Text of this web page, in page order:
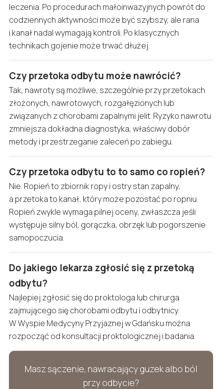
leczenia. Po procedurach małoinwazyjnych powrót do
codziennych aktywności może być szybszy, ale rana
i kanał nadal wymagają kontroli. Po klasycznych
technikach gojenie może trwać dłużej.
Czy przetoka odbytu może nawrócić?
Tak, nawroty są możliwe, szczególnie przy przetokach
złożonych, nawrotowych, rozgałęzionych lub
związanych z chorobami zapalnymi jelit. Ryzyko nawrotu
zmniejsza dokładna diagnostyka, właściwy dobór
metody i przestrzeganie zaleceń po zabiegu.
Czy przetoka odbytu to to samo co ropień?
Nie. Ropień to zbiornik ropy i ostry stan zapalny,
a przetoka to kanał, który może pozostać po ropniu.
Ropień zwykle wymaga pilnej oceny, zwłaszcza jeśli
występuje silny ból, gorączka, obrzęk lub pogorszenie
samopoczucia.
Do jakiego lekarza zgłosić się z przetoką
odbytu?
Najlepiej zgłosić się do proktologa lub chirurga
zajmującego się chorobami odbytu i odbytnicy.
W Wyspie Medycyny Przyjaznej w Gdańsku można
rozpocząć od konsultacji proktologicznej i badania.
Masz sączenie, nawracający guzek albo ból
przy odbycie?